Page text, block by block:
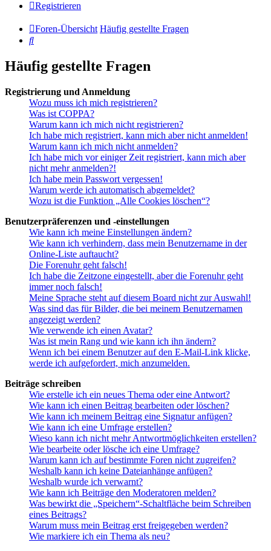
Registrieren
Foren-Übersicht Häufig gestellte Fragen
Suche
Häufig gestellte Fragen
Registrierung und Anmeldung
Wozu muss ich mich registrieren?
Was ist COPPA?
Warum kann ich mich nicht registrieren?
Ich habe mich registriert, kann mich aber nicht anmelden!
Warum kann ich mich nicht anmelden?
Ich habe mich vor einiger Zeit registriert, kann mich aber
nicht mehr anmelden?!
Ich habe mein Passwort vergessen!
Warum werde ich automatisch abgemeldet?
Wozu ist die Funktion „Alle Cookies löschen“?
Benutzerpräferenzen und -einstellungen
Wie kann ich meine Einstellungen ändern?
Wie kann ich verhindern, dass mein Benutzername in der
Online-Liste auftaucht?
Die Forenuhr geht falsch!
Ich habe die Zeitzone eingestellt, aber die Forenuhr geht
immer noch falsch!
Meine Sprache steht auf diesem Board nicht zur Auswahl!
Was sind das für Bilder, die bei meinem Benutzernamen
angezeigt werden?
Wie verwende ich einen Avatar?
Was ist mein Rang und wie kann ich ihn ändern?
Wenn ich bei einem Benutzer auf den E-Mail-Link klicke,
werde ich aufgefordert, mich anzumelden.
Beiträge schreiben
Wie erstelle ich ein neues Thema oder eine Antwort?
Wie kann ich einen Beitrag bearbeiten oder löschen?
Wie kann ich meinem Beitrag eine Signatur anfügen?
Wie kann ich eine Umfrage erstellen?
Wieso kann ich nicht mehr Antwortmöglichkeiten erstellen?
Wie bearbeite oder lösche ich eine Umfrage?
Warum kann ich auf bestimmte Foren nicht zugreifen?
Weshalb kann ich keine Dateianhänge anfügen?
Weshalb wurde ich verwarnt?
Wie kann ich Beiträge den Moderatoren melden?
Was bewirkt die „Speichern“-Schaltfläche beim Schreiben
eines Beitrags?
Warum muss mein Beitrag erst freigegeben werden?
Wie markiere ich ein Thema als neu?